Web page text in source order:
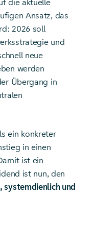
die aktuelle
Ansatz, das
2026 soll
und
neue
werden
Übergang in
ein konkreter
in einen
ist ein
ist nun, den
und